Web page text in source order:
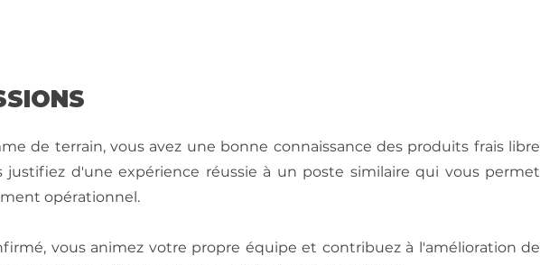
de terrain, vous avez une bonne connaissance des produits frais libre
justifiez d'une expérience réussie à un poste similaire qui vous permet
opérationnel.
vous animez votre propre équipe et contribuez à l'amélioration de